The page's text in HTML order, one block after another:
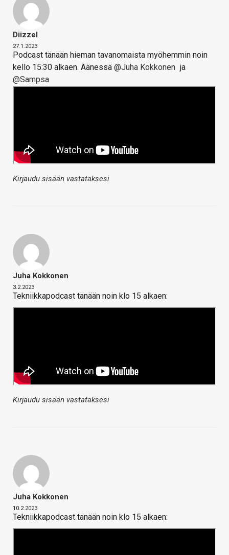
Diizzel
27.1.2023
Podcast tänään hieman tavanomaista myöhemmin noin
kello 15:30 alkaen. Äänessä @Juha Kokkonen ja
@Sampsa
Kirjaudu sisään vastataksesi
Juha Kokkonen
3.2.2023
Tekniikkapodcast tänään noin klo 15 alkaen:
Kirjaudu sisään vastataksesi
Juha Kokkonen
10.2.2023
Tekniikkapodcast tänään noin klo 15 alkaen: